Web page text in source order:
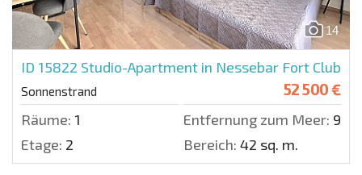
14
ID 15822 Studio-Apartment in Nessebar Fort Club
Sonnenstrand 52 500 €
Räume: 1 Entfernung zum Meer: 900
Etage: 2 Bereich: 42 sq. m.